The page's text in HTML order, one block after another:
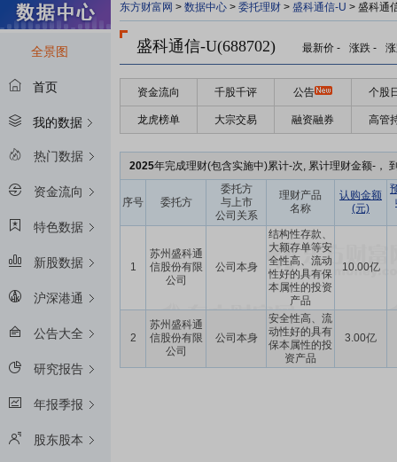
全景图
首页
我的数据
热门数据
资金流向
特色数据
新股数据
沪深港通
公告大全
研究报告
年报季报
股东股本
东方财富网 > 数据中心 > 委托理财 > 盛科通信-U > 盛科通
盛科通信-U(688702) 最新价 - 涨跌 -
资金流向 千股千评 公告 个股
龙虎榜单 大宗交易 融资融券 高管
2025年完成理财(包含实施中)累计-次, 累计理财金额-，
序号 委托方
委托方
与上市
公司关系
理财产品
名称
认购金额
(元)
1
苏州盛科通
信股份有限
公司
公司本身
结构性存款、
大额存单等安
全性高、流动
性好的具有保
本属性的投资
产品
10.00亿
2
苏州盛科通
信股份有限
公司
公司本身
安全性高、流
动性好的具有
保本属性的投
资产品
3.00亿